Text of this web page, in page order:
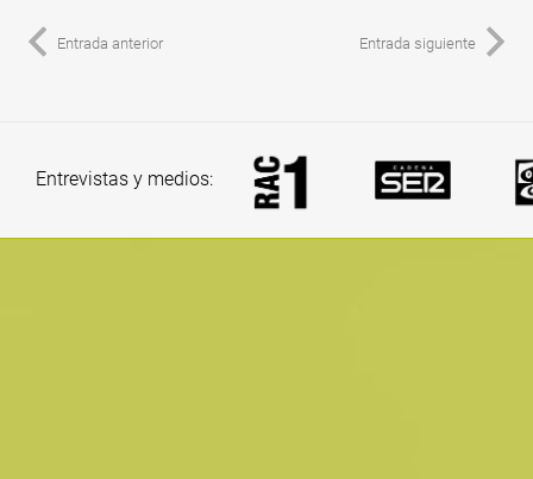
Entrada anterior Entrada siguiente
Entrevistas y medios: